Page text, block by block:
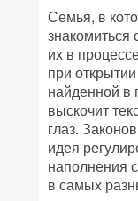
Семья, в
знакомиться
их в
при
найденной в
выскочит
глаз.
идея
наполнения
в самых